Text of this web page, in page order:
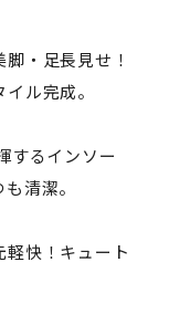
・足長見せ！
ル完成。
するインソー
清潔。
快！キュート